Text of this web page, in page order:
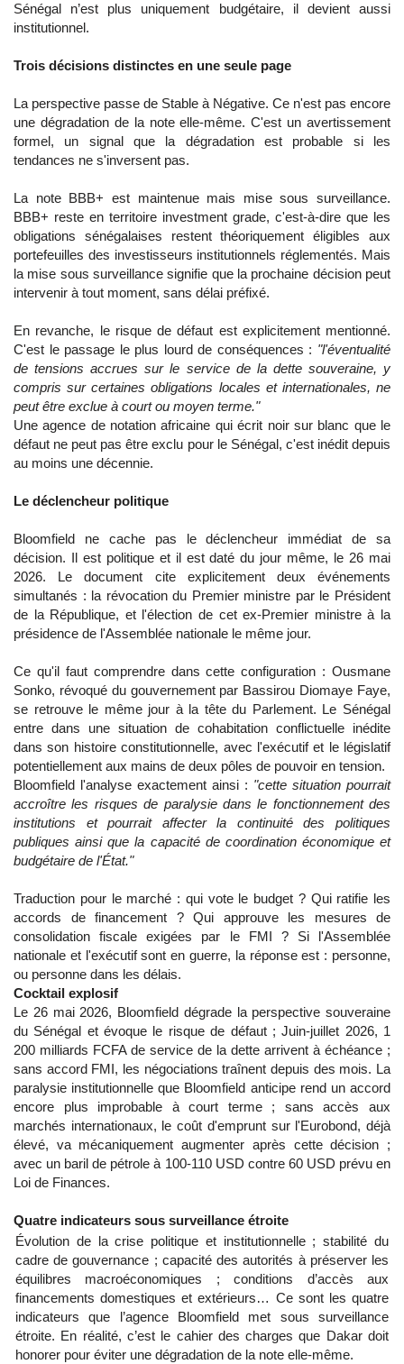
Sénégal n’est plus uniquement budgétaire, il devient aussi
institutionnel.
Trois décisions distinctes en une seule page
La perspective passe de Stable à Négative. Ce n'est pas encore
une dégradation de la note elle-même. C'est un avertissement
formel, un signal que la dégradation est probable si les
tendances ne s'inversent pas.
La note BBB+ est maintenue mais mise sous surveillance.
BBB+ reste en territoire investment grade, c'est-à-dire que les
obligations sénégalaises restent théoriquement éligibles aux
portefeuilles des investisseurs institutionnels réglementés. Mais
la mise sous surveillance signifie que la prochaine décision peut
intervenir à tout moment, sans délai préfixé.
En revanche, le risque de défaut est explicitement mentionné.
C'est le passage le plus lourd de conséquences : "l'éventualité
de tensions accrues sur le service de la dette souveraine, y
compris sur certaines obligations locales et internationales, ne
peut être exclue à court ou moyen terme."
Une agence de notation africaine qui écrit noir sur blanc que le
défaut ne peut pas être exclu pour le Sénégal, c'est inédit depuis
au moins une décennie.
Le déclencheur politique
Bloomfield ne cache pas le déclencheur immédiat de sa
décision. Il est politique et il est daté du jour même, le 26 mai
2026. Le document cite explicitement deux événements
simultanés : la révocation du Premier ministre par le Président
de la République, et l'élection de cet ex-Premier ministre à la
présidence de l'Assemblée nationale le même jour.
Ce qu'il faut comprendre dans cette configuration : Ousmane
Sonko, révoqué du gouvernement par Bassirou Diomaye Faye,
se retrouve le même jour à la tête du Parlement. Le Sénégal
entre dans une situation de cohabitation conflictuelle inédite
dans son histoire constitutionnelle, avec l'exécutif et le législatif
potentiellement aux mains de deux pôles de pouvoir en tension.
Bloomfield l'analyse exactement ainsi : "cette situation pourrait
accroître les risques de paralysie dans le fonctionnement des
institutions et pourrait affecter la continuité des politiques
publiques ainsi que la capacité de coordination économique et
budgétaire de l'État."
Traduction pour le marché : qui vote le budget ? Qui ratifie les
accords de financement ? Qui approuve les mesures de
consolidation fiscale exigées par le FMI ? Si l'Assemblée
nationale et l'exécutif sont en guerre, la réponse est : personne,
ou personne dans les délais.
Cocktail explosif
Le 26 mai 2026, Bloomfield dégrade la perspective souveraine
du Sénégal et évoque le risque de défaut ; Juin-juillet 2026, 1
200 milliards FCFA de service de la dette arrivent à échéance ;
sans accord FMI, les négociations traînent depuis des mois. La
paralysie institutionnelle que Bloomfield anticipe rend un accord
encore plus improbable à court terme ; sans accès aux
marchés internationaux, le coût d'emprunt sur l'Eurobond, déjà
élevé, va mécaniquement augmenter après cette décision ;
avec un baril de pétrole à 100-110 USD contre 60 USD prévu en
Loi de Finances.
Quatre indicateurs sous surveillance étroite
Évolution de la crise politique et institutionnelle ; stabilité du
cadre de gouvernance ; capacité des autorités à préserver les
équilibres macroéconomiques ; conditions d’accès aux
financements domestiques et extérieurs… Ce sont les quatre
indicateurs que l’agence Bloomfield met sous surveillance
étroite. En réalité, c’est le cahier des charges que Dakar doit
honorer pour éviter une dégradation de la note elle-même.